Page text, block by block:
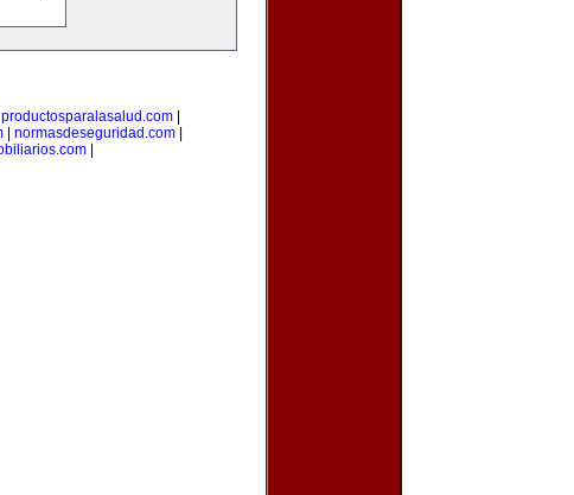
productosparalasalud.com
normasdeseguridad.com